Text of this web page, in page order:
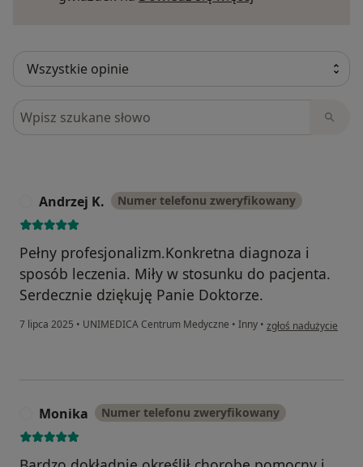
Szukaj w opiniach
Andrzej K. Numer telefonu zweryfikowany
Pełny profesjonalizm.Konkretna diagnoza i
sposób leczenia. Miły w stosunku do pacjenta.
Serdecznie dziękuję Panie Doktorze.
7 lipca 2025 • UNIMEDICA Centrum Medyczne • Inny • w opinii użytkownika
zgłoś nadużycie
Monika Numer telefonu zweryfikowany